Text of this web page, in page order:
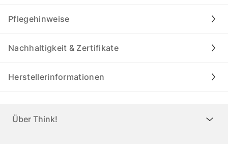
Pflegehinweise
Nachhaltigkeit & Zertifikate
Herstellerinformationen
Über Think!